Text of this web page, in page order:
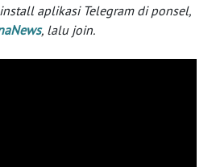
aplikasi Telegram di ponsel,
, lalu join.